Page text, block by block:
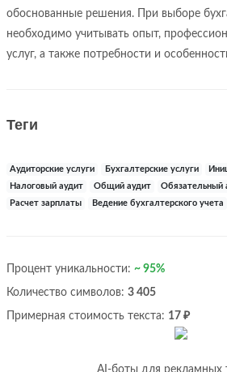
обоснованные решения. При выборе
необходимо учитывать опыт,
услуг, а также потребности и
Теги
Аудиторские услуги Бухгалтерские услуги
Налоговый аудит Общий аудит Обязательный
Расчет зарплаты Ведение бухгалтерского учета
Процент уникальности: ~ 95%
Количество символов: 3 405
Примерная стоимость текста: 17 ₽
AI-боты для рекламных